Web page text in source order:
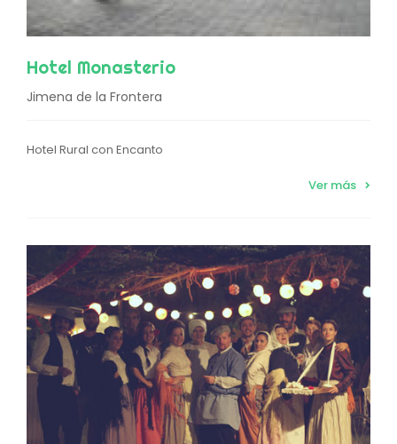
Hotel Monasterio
Jimena de la Frontera
Hotel Rural con Encanto
Ver más